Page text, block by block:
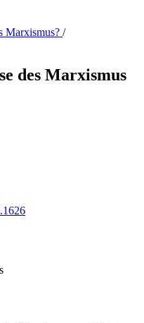
Marxismus? /
des Marxismus